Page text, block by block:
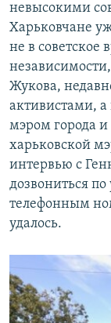
невысокими
Харьковчане
не в советское
независимости,
Жукова,
активистами, а
мэром города
харьковской
интервью с
дозвониться
телефонным
удалось.